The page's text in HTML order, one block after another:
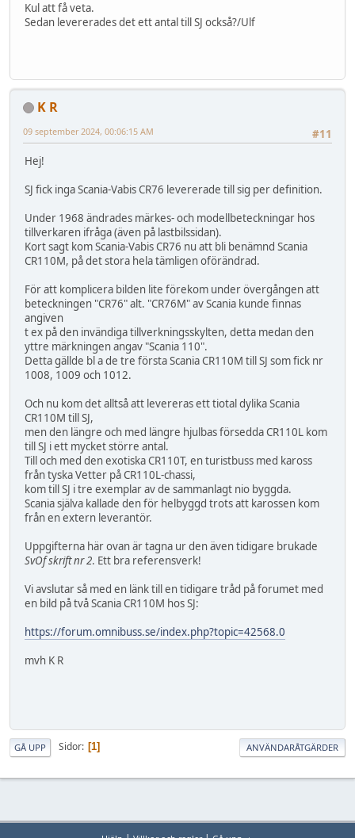
Kul att få veta.
Sedan levererades det ett antal till SJ också?/Ulf
K R
#11
09 september 2024, 00:06:15 AM
Hej!
SJ fick inga Scania-Vabis CR76 levererade till sig per definition.
Under 1968 ändrades märkes- och modellbeteckningar hos
tillverkaren ifråga (även på lastbilssidan).
Kort sagt kom Scania-Vabis CR76 nu att bli benämnd Scania
CR110M, på det stora hela tämligen oförändrad.
För att komplicera bilden lite förekom under övergången att
beteckningen "CR76" alt. "CR76M" av Scania kunde finnas
angiven
t ex på den invändiga tillverkningsskylten, detta medan den
yttre märkningen angav "Scania 110".
Detta gällde bl a de tre första Scania CR110M till SJ som fick nr
1008, 1009 och 1012.
Och nu kom det alltså att levereras ett tiotal dylika Scania
CR110M till SJ,
men den längre och med längre hjulbas försedda CR110L kom
till SJ i ett mycket större antal.
Till och med den exotiska CR110T, en turistbuss med kaross
från tyska Vetter på CR110L-chassi,
kom till SJ i tre exemplar av de sammanlagt nio byggda.
Scania själva kallade den för helbyggd trots att karossen kom
från en extern leverantör.
Uppgifterna här ovan är tagna ur den även tidigare brukade
SvOf skrift nr 2. Ett bra referensverk!
Vi avslutar så med en länk till en tidigare tråd på forumet med
en bild på två Scania CR110M hos SJ:
https://forum.omnibuss.se/index.php?topic=42568.0
mvh K R
GÅ UPP Sidor 1 ANVÄNDARÅTGÄRDER